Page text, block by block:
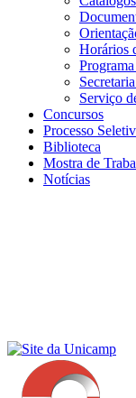
Horários
Serviço
Concursos
Processo
Biblioteca
Mostra de
Notícias